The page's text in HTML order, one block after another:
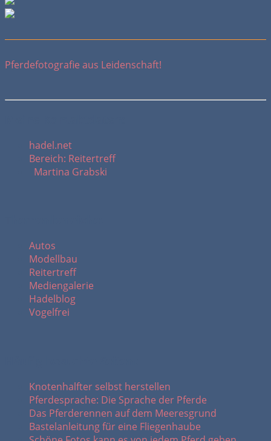
Pferdefotografie aus Leidenschaft!
hadel.net
Bereich: Reitertreff
Martina Grabski
Autos
Modellbau
Reitertreff
Mediengalerie
Hadelblog
Vogelfrei
Knotenhalfter selbst herstellen
Pferdesprache: Die Sprache der Pferde
Das Pferderennen auf dem Meeresgrund
Bastelanleitung für eine Fliegenhaube